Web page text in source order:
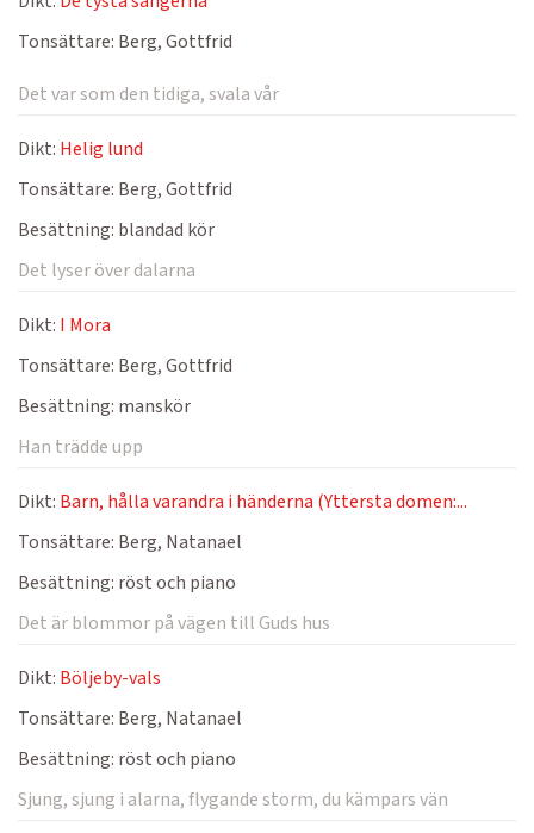
Tonsättare: Berg, Gottfrid
Det var som den tidiga, svala vår
Dikt: Helig lund
Tonsättare: Berg, Gottfrid
Besättning: blandad kör
Det lyser över dalarna
Dikt: I Mora
Tonsättare: Berg, Gottfrid
Besättning: manskör
Han trädde upp
Dikt: Barn, hålla varandra i händerna (Yttersta domen:...
Tonsättare: Berg, Natanael
Besättning: röst och piano
Det är blommor på vägen till Guds hus
Dikt: Böljeby-vals
Tonsättare: Berg, Natanael
Besättning: röst och piano
Sjung, sjung i alarna, flygande storm, du kämpars vän